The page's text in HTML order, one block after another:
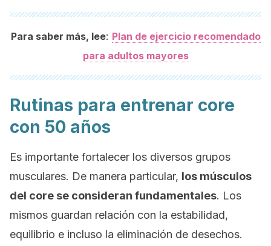
Para saber más, lee: Plan de ejercicio recomendado
para adultos mayores
Rutinas para entrenar core
con 50 años
Es importante fortalecer los diversos grupos
musculares. De manera particular, los músculos
del core se consideran fundamentales. Los
mismos guardan relación con la estabilidad,
equilibrio e incluso la eliminación de desechos.